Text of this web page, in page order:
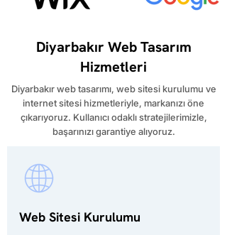
Diyarbakır Web Tasarım
Hizmetleri
​Diyarbakır web tasarımı, web sitesi kurulumu ve
internet sitesi hizmetleriyle, markanızı öne
çıkarıyoruz. Kullanıcı odaklı stratejilerimizle,
başarınızı garantiye alıyoruz.
Web Sitesi Kurulumu